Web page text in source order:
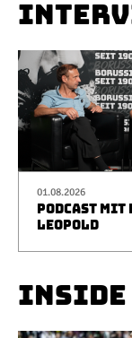
01.08.2026
PODCAST MIT
LEOPOLD
INSIDE